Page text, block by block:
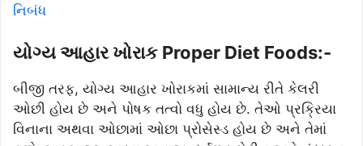
નિબંધ
યોગ્ય આહાર ખોરાક Proper Diet Foods:-
બીજી તરફ, યોગ્ય આહાર ખોરાકમાં સામાન્ય રીતે કેલરી
ઓછી હોય છે અને પોષક તત્વો વધુ હોય છે. તેઓ પ્રક્રિયા
વિનાના અથવા ઓછામાં ઓછા પ્રોસેસ્ડ હોય છે અને તેમાં